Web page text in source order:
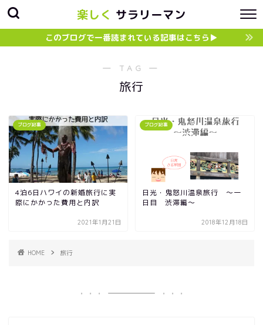
楽しく サラリーマン
このブログで一番読まれている記事はこちら▶︎
― TAG ―
旅行
ブログ記事
4泊6日ハワイの新婚旅行に実
際にかかった費用と内訳
2021年1月21日
ブログ記事
日光・鬼怒川温泉旅行 〜一
日目 渋滞編〜
2018年12月18日
HOME 旅行